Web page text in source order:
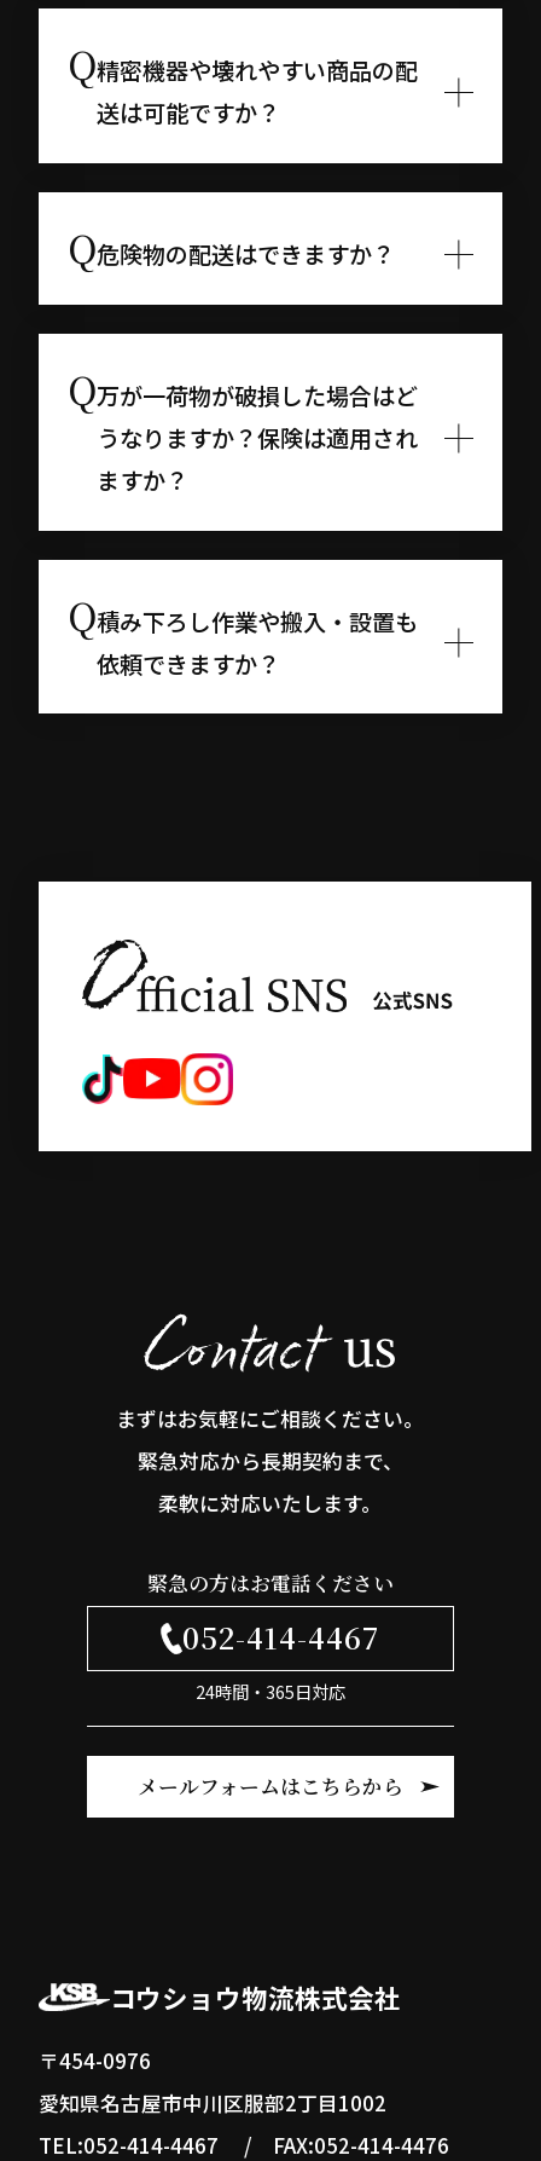
精密機器や壊れやすい商品の配
送は可能ですか？
危険物の配送はできますか？
万が一荷物が破損した場合はど
うなりますか？保険は適用され
ますか？
積み下ろし作業や搬入・設置も
依頼できますか？
まずはお気軽にご相談ください。
緊急対応から長期契約まで、
柔軟に対応いたします。
緊急の方はお電話ください
052-414-4467
24時間・365日対応
メールフォームはこちらから
コウショウ物流株式会社
〒454-0976
愛知県名古屋市中川区服部2丁目1002
TEL:052-414-4467 / FAX:052-414-4476